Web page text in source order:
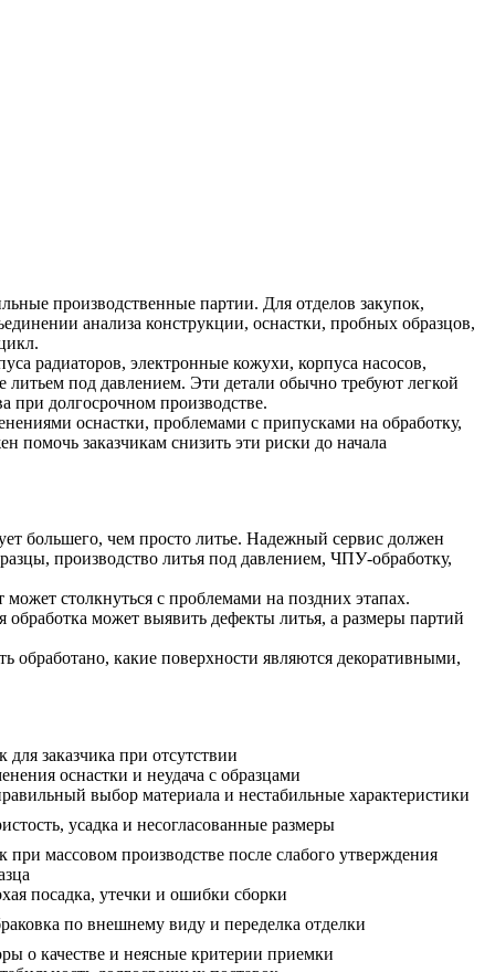
производственные партии. Для отделов закупок,
анализа конструкции, оснастки, пробных образцов,
радиаторов, электронные кожухи, корпуса насосов,
под давлением. Эти детали обычно требуют легкой
при долгосрочном производстве.
оснастки, проблемами с припусками на обработку,
заказчикам снизить эти риски до начала
большего, чем просто литье. Надежный сервис должен
производство литья под давлением, ЧПУ-обработку,
столкнуться с проблемами на поздних этапах.
может выявить дефекты литья, а размеры партий
какие поверхности являются декоративными,
для заказчика при отсутствии
оснастки и неудача с образцами
выбор материала и нестабильные характеристики
усадка и несогласованные размеры
при массовом производстве после слабого утверждения
посадка, утечки и ошибки сборки
по внешнему виду и переделка отделки
о качестве и неясные критерии приемки